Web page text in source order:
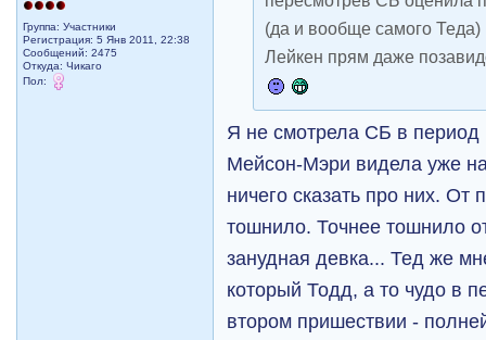
Группа: Участники
Регистрация: 5 Янв 2011, 22:38
Сообщений: 2475
Откуда: Чикаго
Пол:
(да и вообще самого
Лейкен прям даже
Я не смотрела СБ в
Мейсон-Мэри видела уже
ничего сказать про них.
тошнило. Точнее тошнило
занудная девка... Тед же
который Тодд, а то чудо в
втором пришествии -